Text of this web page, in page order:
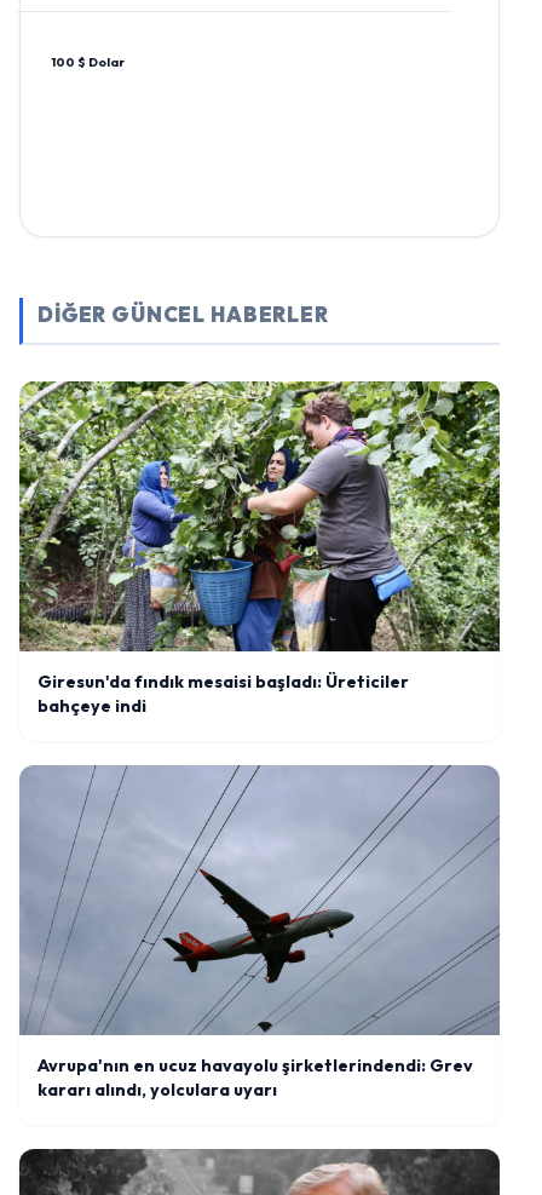
100 $ Dolar
DİĞER GÜNCEL HABERLER
Giresun'da fındık mesaisi başladı: Üreticiler
bahçeye indi
Avrupa'nın en ucuz havayolu şirketlerindendi: Grev
kararı alındı, yolculara uyarı